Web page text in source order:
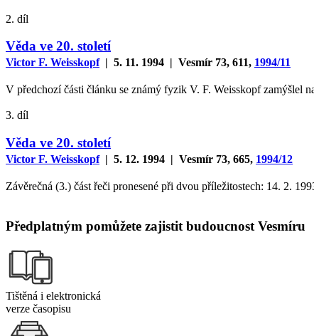
2. díl
Věda ve 20. století
Victor F. Weisskopf| 5. 11. 1994 | Vesmír 73, 611, 1994/11
V předchozí části článku se známý fyzik V. F. Weisskopf zamýšlel
3. díl
Věda ve 20. století
Victor F. Weisskopf| 5. 12. 1994 | Vesmír 73, 665, 1994/12
Závěrečná (3.) část řeči pronesené při dvou příležitostech: 14. 2.
Předplatným pomůžete zajistit budoucnost Vesmíru
Tištěná i elektronická
verze časopisu